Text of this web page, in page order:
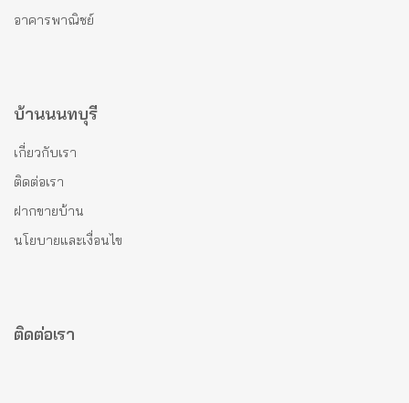
อาคารพาณิชย์
บ้านนนทบุรี
เกี่ยวกับเรา
ติดต่อเรา
ฝากขายบ้าน
นโยบายและเงื่อนไข
ติดต่อเรา